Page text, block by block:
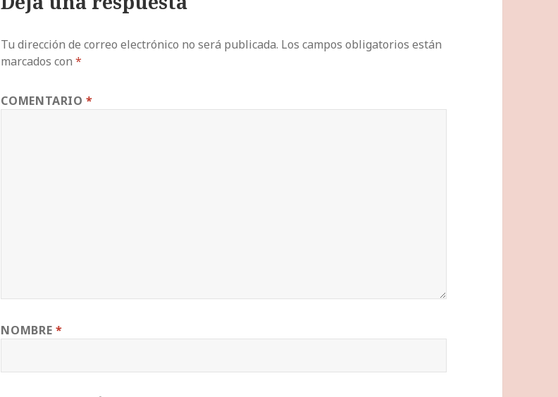
Tu dirección de correo electrónico no será publicada. Los campos obligatorios están
marcados con*
COMENTARIO*
NOMBRE *